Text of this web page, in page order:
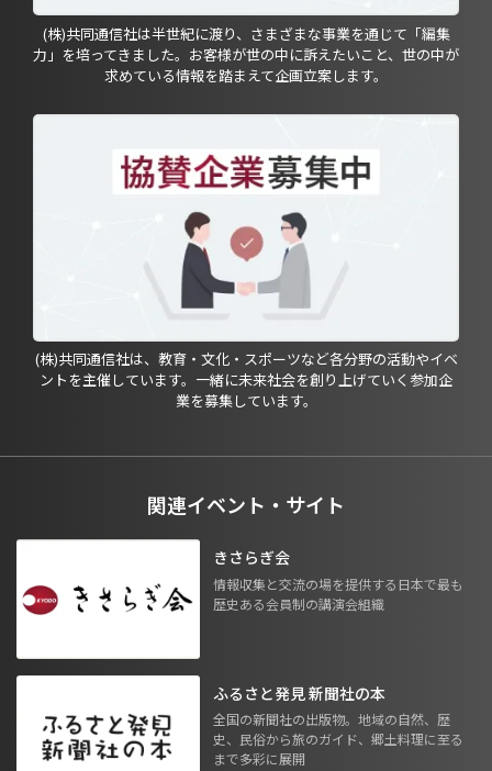
(株)共同通信社は半世紀に渡り、さまざまな事業を通じて「編集
力」を培ってきました。お客様が世の中に訴えたいこと、世の中が
求めている情報を踏まえて企画立案します。
(株)共同通信社は、教育・文化・スポーツなど各分野の活動やイベ
ントを主催しています。一緒に未来社会を創り上げていく参加企
業を募集しています。
関連イベント・サイト
きさらぎ会
情報収集と交流の場を提供する日本で最も
歴史ある会員制の講演会組織
ふるさと発見 新聞社の本
全国の新聞社の出版物。地域の自然、歴
史、民俗から旅のガイド、郷土料理に至る
まで多彩に展開